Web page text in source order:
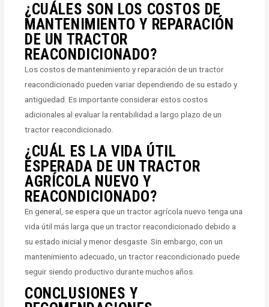
¿CUÁLES SON LOS COSTOS DE
MANTENIMIENTO Y REPARACIÓN
DE UN TRACTOR
REACONDICIONADO?
Los costos de mantenimiento y reparación de un tractor
reacondicionado pueden variar dependiendo de su estado y
antigüedad. Es importante considerar estos costos
adicionales al evaluar la rentabilidad a largo plazo de un
tractor reacondicionado.
¿CUÁL ES LA VIDA ÚTIL
ESPERADA DE UN TRACTOR
AGRÍCOLA NUEVO Y
REACONDICIONADO?
En general, se espera que un tractor agrícola nuevo tenga una
vida útil más larga que un tractor reacondicionado debido a
su estado inicial y menor desgaste. Sin embargo, con un
mantenimiento adecuado, un tractor reacondicionado puede
seguir siendo productivo durante muchos años.
CONCLUSIONES Y